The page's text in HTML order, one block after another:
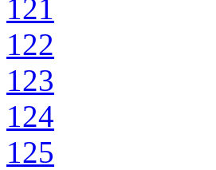
121
122
123
124
125